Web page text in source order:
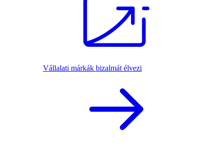
Vállalati márkák bizalmát élvezi